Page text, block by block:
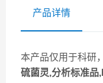
产品详情
本产品仅用于科研
硫菌灵,分析标准品